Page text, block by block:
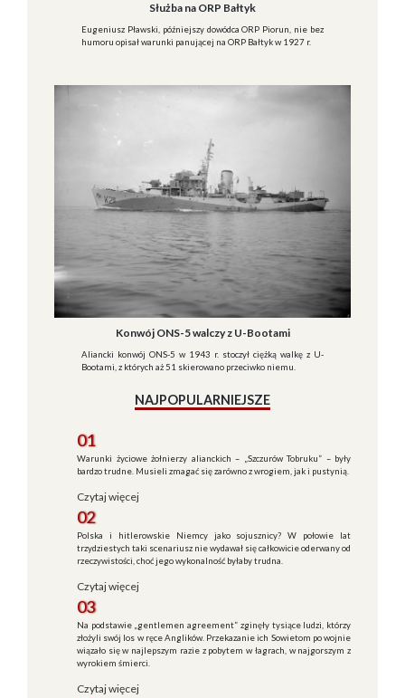
Służba na ORP Bałtyk
Eugeniusz Pławski, późniejszy dowódca ORP Piorun, nie bez
humoru opisał warunki panującej na ORP Bałtyk w 1927 r.
Konwój ONS-5 walczy z U-Bootami
Aliancki konwój ONS-5 w 1943 r. stoczył ciężką walkę z U-
Bootami, z których aż 51 skierowano przeciwko niemu.
NAJPOPULARNIEJSZE
01
Warunki życiowe żołnierzy alianckich – „Szczurów Tobruku” – były
bardzo trudne. Musieli zmagać się zarówno z wrogiem, jak i pustynią.
Czytaj więcej
02
Polska i hitlerowskie Niemcy jako sojusznicy? W połowie lat
trzydziestych taki scenariusz nie wydawał się całkowicie oderwany od
rzeczywistości, choć jego wykonalność byłaby trudna.
Czytaj więcej
03
Na podstawie „gentlemen agreement” zginęły tysiące ludzi, którzy
złożyli swój los w ręce Anglików. Przekazanie ich Sowietom po wojnie
wiązało się w najlepszym razie z pobytem w łagrach, w najgorszym z
wyrokiem śmierci.
Czytaj więcej